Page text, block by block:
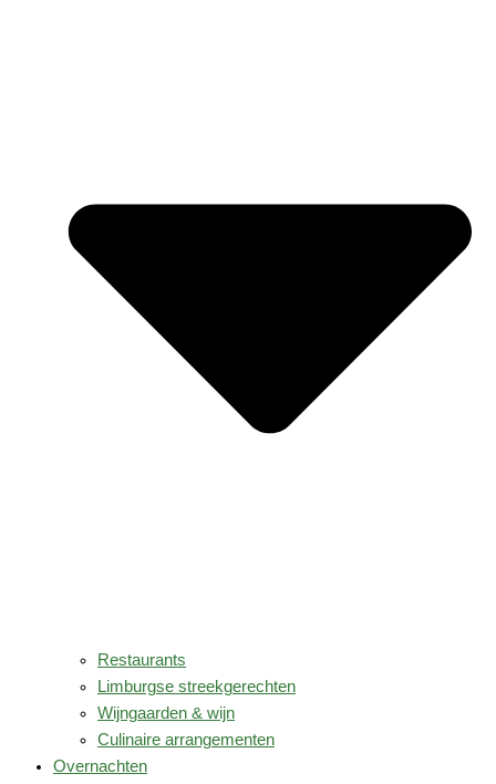
Restaurants
Limburgse streekgerechten
Wijngaarden & wijn
Culinaire arrangementen
Overnachten